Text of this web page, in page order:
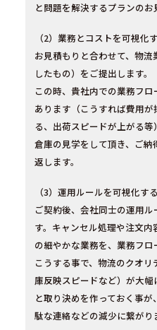
と問題を解決するプランのお
（2）業務とコストを可視化
お見積もりと合わせて、物
したもの）をご提出します。
この時、貴社内での業務フ
あります（こうすれば費用
る、出荷スピードが上がる
倉庫の見学をして頂き、ご
返します。
（3）運用ルールを可視化する
ご契約後、会社同士の運用
す。キャンセル処理や注文
の細やかな業務を、業務フロ
こうする事で、物流のクオ
庫反映スピードなど）が大
と取り決めを作っておく事
駄な連絡などの減少に繋がり